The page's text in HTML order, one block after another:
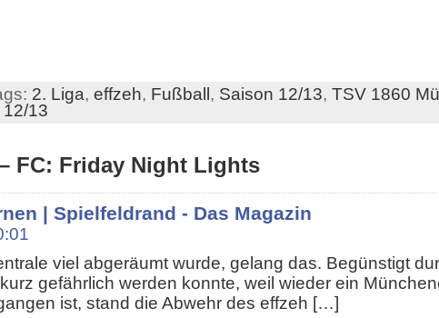
2. Liga, effzeh, Fußball , Saison 12/13, TSV 1860
13
FC: Friday Night Lights
| Spielfeldrand - Das Magazin
viel abgeräumt wurde, gelang das. Begünstigt
gefährlich werden konnte, weil wieder ein
ist, stand die Abwehr des effzeh […]